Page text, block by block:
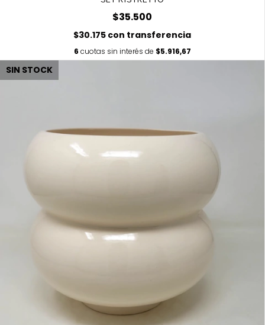
$35.500
$30.175 con transferencia
6 cuotas sin interés de $5.916,67
SIN STOCK